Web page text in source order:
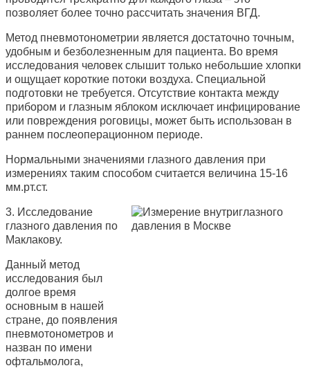
позволяет более точно рассчитать значения ВГД.
Метод пневмотонометрии является достаточно точным,
удобным и безболезненным для пациента. Во время
исследования человек слышит только небольшие хлопки
и ощущает короткие потоки воздуха. Специальной
подготовки не требуется. Отсутствие контакта между
прибором и глазным яблоком исключает инфицирование
или повреждения роговицы, может быть использован в
раннем послеоперационном периоде.
Нормальными значениями глазного давления при
измерениях таким способом считается величина 15-16
мм.рт.ст.
3. Исследование
глазного давления по
Маклакову.
Данный метод
исследования был
долгое время
основным в нашей
стране, до появления
пневмотонометров и
назван по имени
офтальмолога,